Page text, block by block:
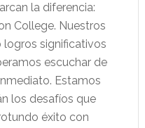
la diferencia:
College. Nuestros
logros significativos
escuchar de
Estamos
los desafíos que
éxito con